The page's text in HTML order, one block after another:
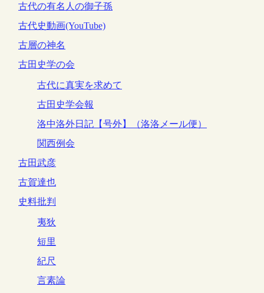
古代の有名人の御子孫
古代史動画(YouTube)
古層の神名
古田史学の会
古代に真実を求めて
古田史学会報
洛中洛外日記【号外】（洛洛メール便）
関西例会
古田武彦
古賀達也
史料批判
夷狄
短里
紀尺
言素論